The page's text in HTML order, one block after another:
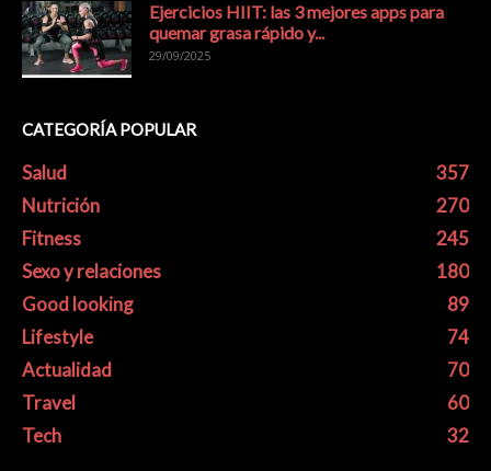
Ejercicios HIIT: las 3 mejores apps para
quemar grasa rápido y...
29/09/2025
CATEGORÍA POPULAR
Salud
357
Nutrición
270
Fitness
245
Sexo y relaciones
180
Good looking
89
Lifestyle
74
Actualidad
70
Travel
60
Tech
32